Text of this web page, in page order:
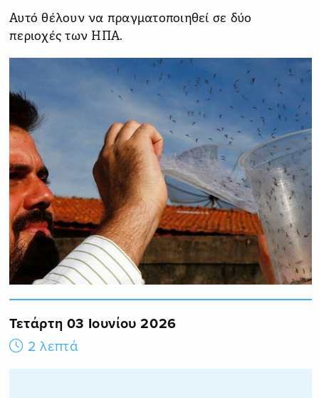
Αυτό θέλουν να πραγματοποιηθεί σε δύο
περιοχές των ΗΠΑ.
Τετάρτη 03 Ιουνίου 2026
2 λεπτά